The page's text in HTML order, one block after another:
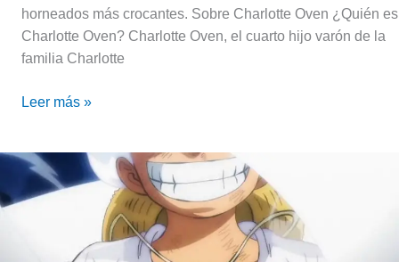
horneados más crocantes. Sobre Charlotte Oven ¿Quién es
Charlotte Oven? Charlotte Oven, el cuarto hijo varón de la
familia Charlotte
Leer más »
Luffy
«Gear
5»